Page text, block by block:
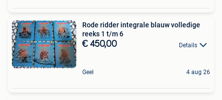
Rode ridder integrale blauw volledige
reeks 1 t/m 6
€ 450,00 Details
Geel 4 aug 26